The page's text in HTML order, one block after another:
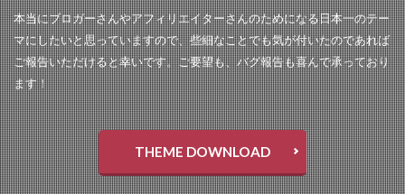
本当にブロガーさんやアフィリエイターさんのためになる日本一のテー
マにしたいと思っていますので、些細なことでも気が付いたのであれば
ご報告いただけると幸いです。ご要望も、バグ報告も喜んで承っており
ます！
THEME DOWNLOAD